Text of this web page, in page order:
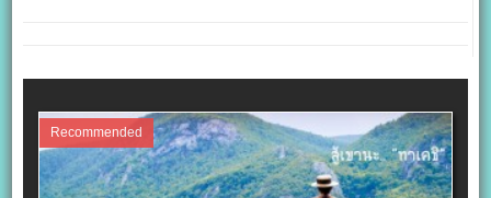
Recommended